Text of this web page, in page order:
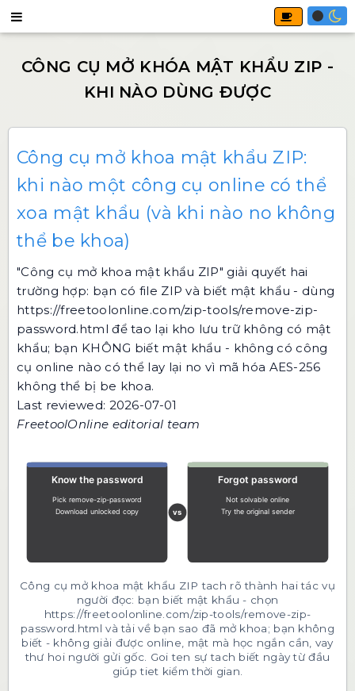
Công cụ mở khoa mật khẩu ZIP:
khi nào một công cụ online có thể
xoa mật khẩu (và khi nào no không
thể be khoa)
"Công cụ mở khoa mật khẩu ZIP" giải quyết hai
trường hợp: bạn có file ZIP và biết mật khẩu - dùng
https://freetoolonline.com/zip-tools/remove-zip-
password.html để tao lại kho lưu trữ không có mật
khẩu; bạn KHÔNG biết mật khẩu - không có công
cụ online nào có thể lay lại no vì mã hóa AES-256
không thể bị be khoa.
Last reviewed: 2026-07-01
FreetoolOnline editorial team
Công cụ mở khoa mật khẩu ZIP tach rõ thành hai tác vụ
người đọc: bạn biết mật khẩu - chọn
https://freetoolonline.com/zip-tools/remove-zip-
password.html và tải về bạn sao đã mở khoa; bạn không
biết - không giải được online, mật mà học ngắn cần, vay
thư hoi người gửi gốc. Goi ten sự tach biết ngày từ đầu
giúp tiet kiểm thời gian.